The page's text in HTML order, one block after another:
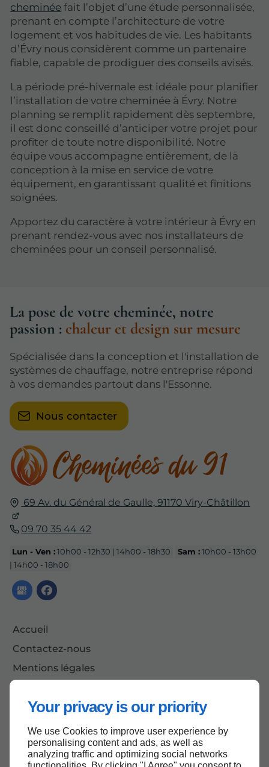
Your privacy is our priority
We use Cookies to improve user experience by
personalising content and ads, as well as
analyzing traffic and optimizing social networks
cheminée fait l’objet d’une étude personnalisée,
prenant en compte l’architecture de votre
logement et vos habitudes de vie. Les habitants
d’Évry nous considèrent comme un partenaire
fiable, capable de prodiguer des conseils avisés.
La période pré-hivernale est idéale pour planifier
l’installation de votre cheminée à Évry. Notre
planning se remplit rapidement dès septembre,
il est donc conseillé d’anticiper votre projet pour
profiter de toute notre disponibilité. Notre
équipe vous accompagne entièrement, de la
conception à la mise en service de votre
équipement, en garantissant qualité et finitions
soignées.
Apportez du caractère à votre intérieur à Évry en
prenant rendez-vous avec nos installateurs de
cheminées pour un conseil personnalisé.
69 Av. du Général de Gaulle, 91170 Viry-Châtillon
09 70 35 44 42
Lun - Ven :10h00 - 12h30 | 14h00 - 18h30 Sam :10h00 - 13h00
| 14h00 - 18h00
Accueil
Contactez-nous
Mentions légales
La pose de votre cheminée, notre
passion : chaleur et design sur mesure
Spécialisée dans la conception et l'installation de
systèmes de chauffage, notre entreprise répond
à vos demandes partout dans l'Essonne.
Nous contacter
Haut de page